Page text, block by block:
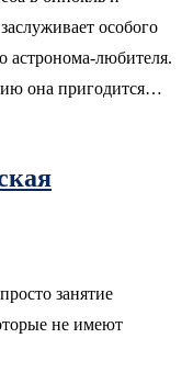
особого
астронома-любителя.
она пригодится…
занятие
не имеют